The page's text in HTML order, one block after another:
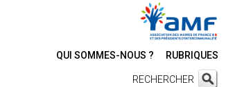
QUI SOMMES-NOUS ? RUBRIQUES
RECHERCHER